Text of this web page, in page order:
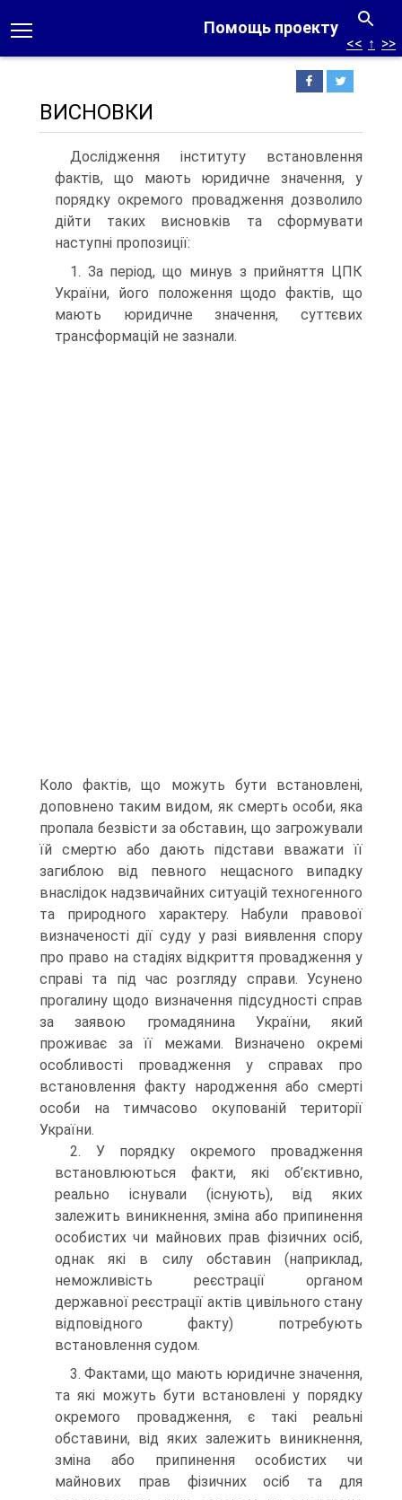
Помощь проекту
<< ↑ >>
ВИСНОВКИ
Дослідження інституту встановлення
фактів, що мають юридичне значення, у
порядку окремого провадження дозволило
дійти таких висновків та сформувати
наступні пропозиції:
1. За період, що минув з прийняття ЦПК
України, його положення щодо фактів, що
мають юридичне значення, суттєвих
трансформацій не зазнали.
Коло фактів, що можуть бути встановлені,
доповнено таким видом, як смерть особи, яка
пропала безвісти за обставин, що загрожували
їй смертю або дають підстави вважати її
загиблою від певного нещасного випадку
внаслідок надзвичайних ситуацій техногенного
та природного характеру. Набули правової
визначеності дії суду у разі виявлення спору
про право на стадіях відкриття провадження у
справі та під час розгляду справи. Усунено
прогалину щодо визначення підсудності справ
за заявою громадянина України, який
проживає за її межами. Визначено окремі
особливості провадження у справах про
встановлення факту народження або смерті
особи на тимчасово окупованій території
України.
2. У порядку окремого провадження
встановлюються факти, які об’єктивно,
реально існували (існують), від яких
залежить виникнення, зміна або припинення
особистих чи майнових прав фізичних осіб,
однак які в силу обставин (наприклад,
неможливість реєстрації органом
державної реєстрації актів цивільного стану
відповідного факту) потребують
встановлення судом.
3. Фактами, що мають юридичне значення,
та які можуть бути встановлені у порядку
окремого провадження, є такі реальні
обставини, від яких залежить виникнення,
зміна або припинення особистих чи
майнових прав фізичних осіб та для